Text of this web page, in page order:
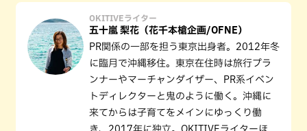
OKITIVEライター
五十嵐 梨花（花千本槍企画/OFNE）
PR関係の一部を担う東京出身者。2012年冬
に臨月で沖縄移住。東京在住時は旅行プラ
ンナーやマーチャンダイザー、PR系イベン
トディレクターと鬼のように働く。沖縄に
来てからは子育てをメインにゆっくり働
き、2017年に独立。OKITIVEライターほ